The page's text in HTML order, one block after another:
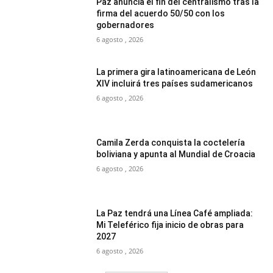
firma del acuerdo 50/50 con los
gobernadores
6 agosto , 2026
La primera gira latinoamericana de León
XIV incluirá tres países sudamericanos
6 agosto , 2026
Camila Zerda conquista la coctelería
boliviana y apunta al Mundial de Croacia
6 agosto , 2026
La Paz tendrá una Línea Café ampliada:
Mi Teleférico fija inicio de obras para
2027
6 agosto , 2026